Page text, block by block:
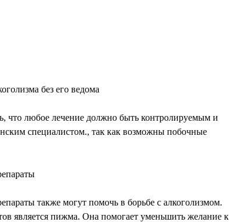
без его ведома
что любое лечение должно быть контролируемым и
специалистом., так как возможны побочные
также могут помочь в борьбе с алкоголизмом.
является пижма. Она помогает уменьшить желание к